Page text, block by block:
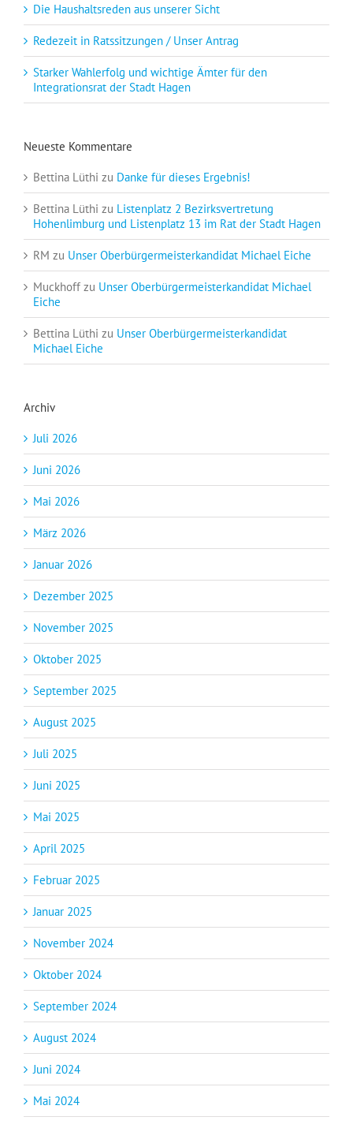
Die Haushaltsreden aus unserer Sicht
Redezeit in Ratssitzungen / Unser Antrag
Starker Wahlerfolg und wichtige Ämter für den
Integrationsrat der Stadt Hagen
Neueste Kommentare
Bettina Lüthi zu Danke für dieses Ergebnis!
Bettina Lüthi zu Listenplatz 2 Bezirksvertretung
Hohenlimburg und Listenplatz 13 im Rat der Stadt Hagen
RM zu Unser Oberbürgermeisterkandidat Michael Eiche
Muckhoff zu Unser Oberbürgermeisterkandidat Michael
Eiche
Bettina Lüthi zu Unser Oberbürgermeisterkandidat
Michael Eiche
Archiv
Juli 2026
Juni 2026
Mai 2026
März 2026
Januar 2026
Dezember 2025
November 2025
Oktober 2025
September 2025
August 2025
Juli 2025
Juni 2025
Mai 2025
April 2025
Februar 2025
Januar 2025
November 2024
Oktober 2024
September 2024
August 2024
Juni 2024
Mai 2024